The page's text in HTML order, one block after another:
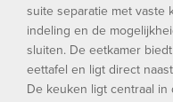
suite separatie met vaste
indeling en de
sluiten. De eetkamer
eettafel en ligt direct
De keuken ligt centraal